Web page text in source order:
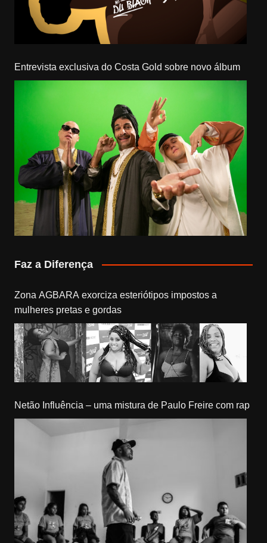
Entrevista exclusiva do Costa Gold sobre novo álbum
Faz a Diferença
Zona AGBARA exorciza esteriótipos impostos a
mulheres pretas e gordas
Netão Influência – uma mistura de Paulo Freire com rap